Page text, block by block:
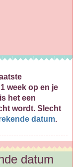
week op en je
het een
wordt. Slecht
datum.
datum